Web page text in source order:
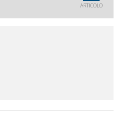
ARTICOLO